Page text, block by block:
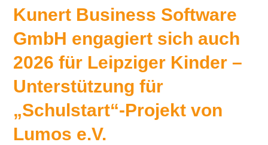
Kunert Business Software
GmbH engagiert sich auch
2026 für Leipziger Kinder –
Unterstützung für
„Schulstart“-Projekt von
Lumos e.V.